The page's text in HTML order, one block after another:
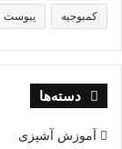
کمبوجیه یبوست
دسته‌ها
آموزش آشپزی